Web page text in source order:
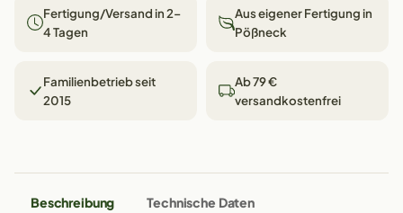
Fertigung/Versand in 2–
4 Tagen
Aus eigener Fertigung in
Pößneck
Familienbetrieb seit
2015
Ab 79 €
versandkostenfrei
Beschreibung Technische Daten